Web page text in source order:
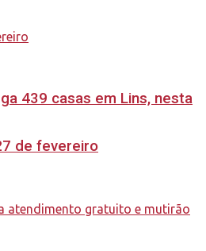
439 casas em Lins, nesta
de fevereiro